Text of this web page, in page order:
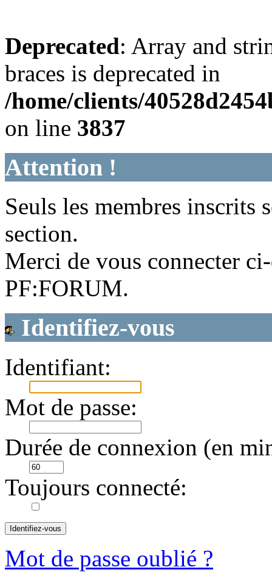
Deprecated: Array and
braces is deprecated in
/home/clients/
on line 3837
Attention !
Seuls les membres inscrits
section.
Merci de vous connecter
PF:FORUM.
Identifiez-vous
Identifiant:
Mot de passe:
Durée de connexion (en
Toujours connecté:
Mot de passe oublié ?